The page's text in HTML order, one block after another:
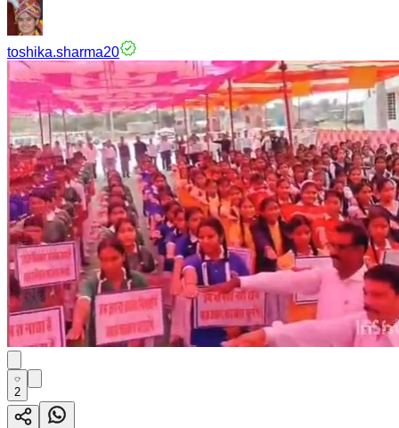
toshika.sharma20
2